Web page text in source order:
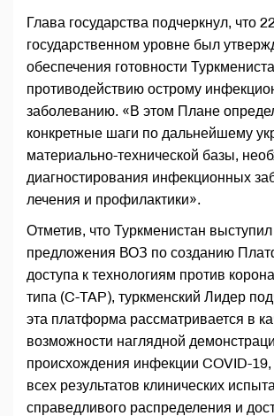
Глава государства подчеркнул, что
государственном уровне был
обеспечения готовности
противодействию острому
заболеванию. «В этом Плане
конкретные шаги по дальнейшему
материально-технической базы,
диагностирования инфекционных
лечения и профилактики».
Отметив, что Туркменистан
предложения ВОЗ по созданию
доступа к технологиям против
типа (C-TAP), туркменский Лидер
эта платформа рассматривается в
возможности наглядной
происхождения инфекции COVID-19,
всех результатов клинических
справедливого распределения и